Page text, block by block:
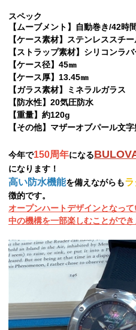
スペック
【ムーブメント】自動巻き/42時
【ケース素材】ステンレススチ
【ストラップ素材】シリコンラ
【ケース径】45㎜
【ケース厚】13.45㎜
【ガラス素材】ミネラルガラス
【防水性】20気圧防水
【重量】約120g
【その他】マザーオブパール文
今年で150周年になる
になります！
高い防水機能を備えながらも
徴的です。
オープンハートデザインとなっ
中の機構を一部楽しむことができ